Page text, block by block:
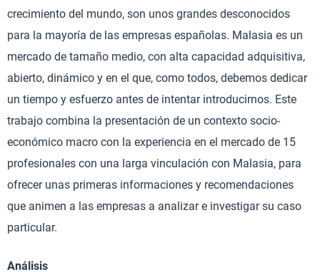
crecimiento del mundo, son unos grandes desconocidos
para la mayoría de las empresas españolas. Malasia es un
mercado de tamaño medio, con alta capacidad adquisitiva,
abierto, dinámico y en el que, como todos, debemos dedicar
un tiempo y esfuerzo antes de intentar introducirnos. Este
trabajo combina la presentación de un contexto socio-
económico macro con la experiencia en el mercado de 15
profesionales con una larga vinculación con Malasia, para
ofrecer unas primeras informaciones y recomendaciones
que animen a las empresas a analizar e investigar su caso
particular.
Análisis